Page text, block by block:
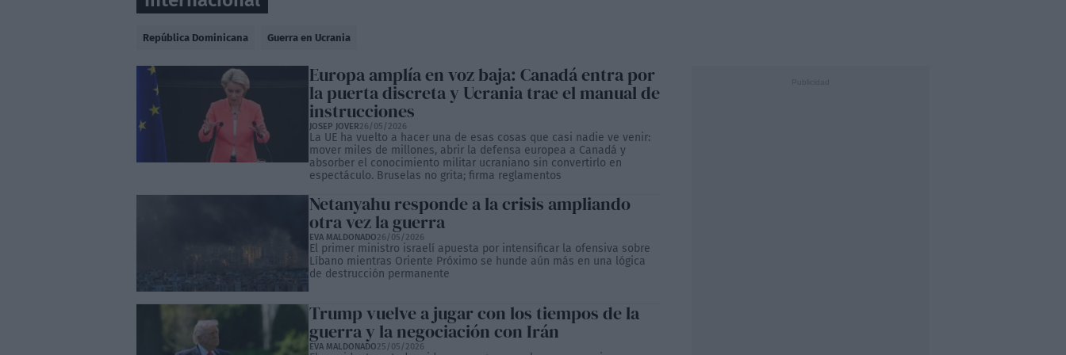
República Dominicana Guerra en Ucrania
Europa amplía en voz baja: Canadá entra por
la puerta discreta y Ucrania trae el manual de
instrucciones
JOSEP JOVER26/05/2026
La UE ha vuelto a hacer una de esas cosas que casi nadie ve venir:
mover miles de millones, abrir la defensa europea a Canadá y
absorber el conocimiento militar ucraniano sin convertirlo en
espectáculo. Bruselas no grita; firma reglamentos
Netanyahu responde a la crisis ampliando
otra vez la guerra
EVA MALDONADO26/05/2026
El primer ministro israelí apuesta por intensificar la ofensiva sobre
Líbano mientras Oriente Próximo se hunde aún más en una lógica
de destrucción permanente
Trump vuelve a jugar con los tiempos de la
guerra y la negociación con Irán
EVA MALDONADO25/05/2026